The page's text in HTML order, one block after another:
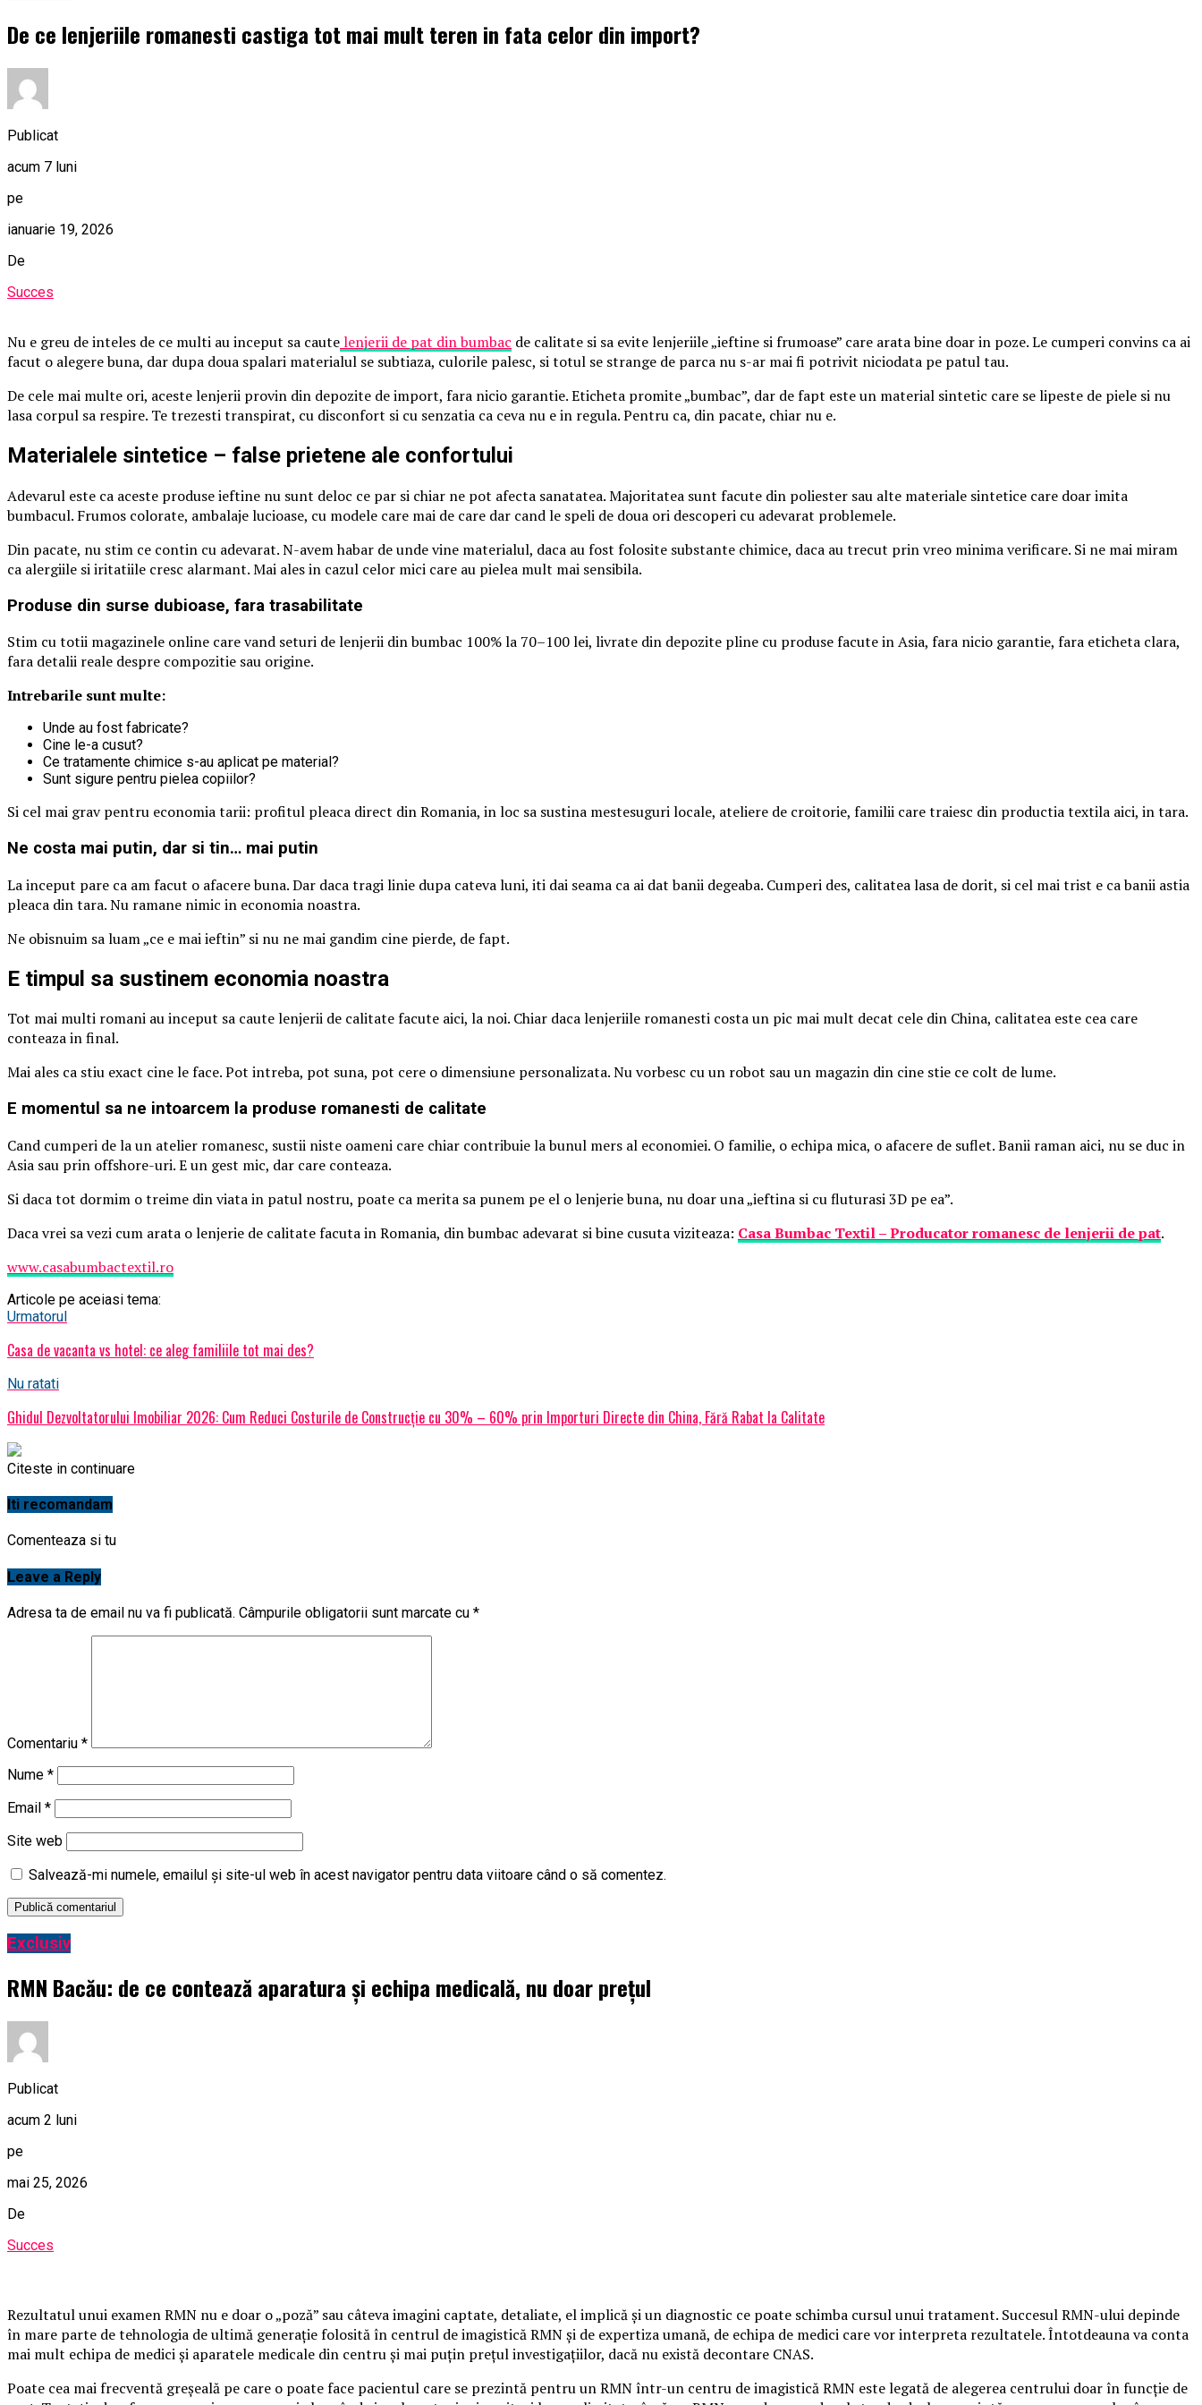
De ce lenjeriile romanesti castiga tot mai mult teren in fata celor din import?
Publicat
acum 7 luni
pe
ianuarie 19, 2026
De
Succes
Nu e greu de inteles de ce multi au inceput sa cautelenjerii de pat din bumbac de calitate si sa evite lenjeriile „ieftine si frumoase” care arata bine doar in poze. Le cumperi convins ca ai
facut o alegere buna, dar dupa doua spalari materialul se subtiaza, culorile palesc, si totul se strange de parca nu s-ar mai fi potrivit niciodata pe patul tau.
De cele mai multe ori, aceste lenjerii provin din depozite de import, fara nicio garantie. Eticheta promite „bumbac”, dar de fapt este un material sintetic care se lipeste de piele si nu
lasa corpul sa respire. Te trezesti transpirat, cu disconfort si cu senzatia ca ceva nu e in regula. Pentru ca, din pacate, chiar nu e.
Materialele sintetice – false prietene ale confortului
Adevarul este ca aceste produse ieftine nu sunt deloc ce par si chiar ne pot afecta sanatatea. Majoritatea sunt facute din poliester sau alte materiale sintetice care doar imita
bumbacul. Frumos colorate, ambalaje lucioase, cu modele care mai de care dar cand le speli de doua ori descoperi cu adevarat problemele.
Din pacate, nu stim ce contin cu adevarat. N-avem habar de unde vine materialul, daca au fost folosite substante chimice, daca au trecut prin vreo minima verificare. Si ne mai miram
ca alergiile si iritatiile cresc alarmant. Mai ales in cazul celor mici care au pielea mult mai sensibila.
Produse din surse dubioase, fara trasabilitate
Stim cu totii magazinele online care vand seturi de lenjerii din bumbac 100% la 70–100 lei, livrate din depozite pline cu produse facute in Asia, fara nicio garantie, fara eticheta clara,
fara detalii reale despre compozitie sau origine.
Intrebarile sunt multe:
Unde au fost fabricate?
Cine le-a cusut?
Ce tratamente chimice s-au aplicat pe material?
Sunt sigure pentru pielea copiilor?
Si cel mai grav pentru economia tarii: profitul pleaca direct din Romania, in loc sa sustina mestesuguri locale, ateliere de croitorie, familii care traiesc din productia textila aici, in tara.
Ne costa mai putin, dar si tin… mai putin
La inceput pare ca am facut o afacere buna. Dar daca tragi linie dupa cateva luni, iti dai seama ca ai dat banii degeaba. Cumperi des, calitatea lasa de dorit, si cel mai trist e ca banii astia
pleaca din tara. Nu ramane nimic in economia noastra.
Ne obisnuim sa luam „ce e mai ieftin” si nu ne mai gandim cine pierde, de fapt.
E timpul sa sustinem economia noastra
Tot mai multi romani au inceput sa caute lenjerii de calitate facute aici, la noi. Chiar daca lenjeriile romanesti costa un pic mai mult decat cele din China, calitatea este cea care
conteaza in final.
Mai ales ca stiu exact cine le face. Pot intreba, pot suna, pot cere o dimensiune personalizata. Nu vorbesc cu un robot sau un magazin din cine stie ce colt de lume.
E momentul sa ne intoarcem la produse romanesti de calitate
Cand cumperi de la un atelier romanesc, sustii niste oameni care chiar contribuie la bunul mers al economiei. O familie, o echipa mica, o afacere de suflet. Banii raman aici, nu se duc in
Asia sau prin offshore-uri. E un gest mic, dar care conteaza.
Si daca tot dormim o treime din viata in patul nostru, poate ca merita sa punem pe el o lenjerie buna, nu doar una „ieftina si cu fluturasi 3D pe ea”.
Daca vrei sa vezi cum arata o lenjerie de calitate facuta in Romania, din bumbac adevarat si bine cusuta viziteaza: Casa Bumbac Textil – Producator romanesc de lenjerii de pat.
www.casabumbactextil.ro
Articole pe aceiasi tema:
Urmatorul
Casa de vacanta vs hotel: ce aleg familiile tot mai des?
Nu ratati
Ghidul Dezvoltatorului Imobiliar 2026: Cum Reduci Costurile de Construcție cu 30% – 60% prin Importuri Directe din China, Fără Rabat la Calitate
Citeste in continuare
Iti recomandam
Comenteaza si tu
Leave a Reply
Adresa ta de email nu va fi publicată. Câmpurile obligatorii sunt marcate cu *
Comentariu *
Nume *
Email *
Site web
Salvează-mi numele, emailul și site-ul web în acest navigator pentru data viitoare când o să comentez.
Exclusiv
RMN Bacău: de ce contează aparatura și echipa medicală, nu doar prețul
Publicat
acum 2 luni
pe
mai 25, 2026
De
Succes
Rezultatul unui examen RMN nu e doar o „poză” sau câteva imagini captate, detaliate, el implică și un diagnostic ce poate schimba cursul unui tratament. Succesul RMN-ului depinde
în mare parte de tehnologia de ultimă generație folosită în centrul de imagistică RMN și de expertiza umană, de echipa de medici care vor interpreta rezultatele. Întotdeauna va conta
mai mult echipa de medici și aparatele medicale din centru și mai puțin prețul investigațiilor, dacă nu există decontare CNAS.
Poate cea mai frecventă greșeală pe care o poate face pacientul care se prezintă pentru un RMN într-un centru de imagistică RMN este legată de alegerea centrului doar în funcție de